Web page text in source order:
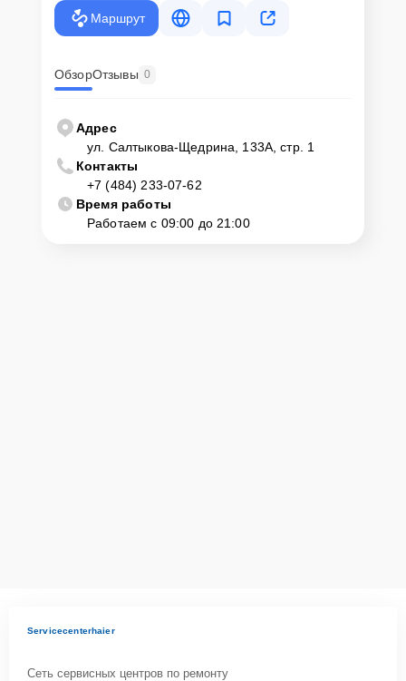
крупногабаритной техники, он может заказать курьерскую
доставку или услугу выезда мастера. Специалист приедет в
Как приехать в сервисный
центр
Клиент может самостоятельно привезти устройство на
диагностику и ремонт. Для этого нужно позвонить по телефону
горячей линии или оставить заявку, согласовать удобное время и
подъехать по адресу: г. Калуга, ул. Салтыкова-Щедрина, 133А, стр.
Маршрут
ОбзорОтзывы 0
Адрес
ул. Салтыкова-Щедрина, 133А, стр. 1
Контакты
+7 (484) 233-07-62
Время работы
Работаем с 09:00 до 21:00
Servicecenterhaier
Сеть сервисных центров по ремонту